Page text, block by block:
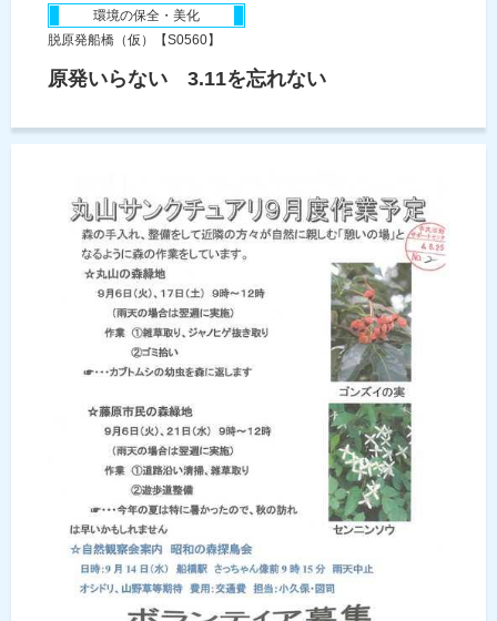
環境の保全・美化
脱原発船橋（仮）【S0560】
原発いらない 3.11を忘れない